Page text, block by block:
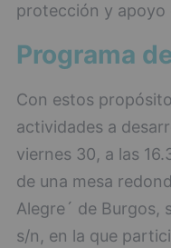
protección y apoyo
Programa
Con estos
actividades a
viernes 30, a las
de una mesa
Alegre´ de Burgos,
s/n, en la que